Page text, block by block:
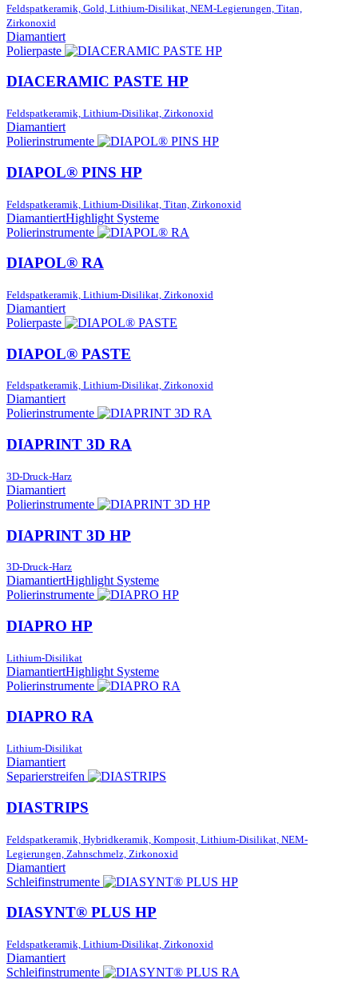
Feldspatkeramik, Gold, Lithium-Disilikat, NEM-Legierungen, Titan,
Zirkonoxid
Diamantiert
Polierpaste
DIACERAMIC PASTE HP
Feldspatkeramik, Lithium-Disilikat, Zirkonoxid
Diamantiert
Polierinstrumente
DIAPOL® PINS HP
Feldspatkeramik, Lithium-Disilikat, Titan, Zirkonoxid
DiamantiertHighlight Systeme
Polierinstrumente
DIAPOL® RA
Feldspatkeramik, Lithium-Disilikat, Zirkonoxid
Diamantiert
Polierpaste
DIAPOL® PASTE
Feldspatkeramik, Lithium-Disilikat, Zirkonoxid
Diamantiert
Polierinstrumente
DIAPRINT 3D RA
3D-Druck-Harz
Diamantiert
Polierinstrumente
DIAPRINT 3D HP
3D-Druck-Harz
DiamantiertHighlight Systeme
Polierinstrumente
DIAPRO HP
Lithium-Disilikat
DiamantiertHighlight Systeme
Polierinstrumente
DIAPRO RA
Lithium-Disilikat
Diamantiert
Separierstreifen
DIASTRIPS
Feldspatkeramik, Hybridkeramik, Komposit, Lithium-Disilikat, NEM-
Legierungen, Zahnschmelz, Zirkonoxid
Diamantiert
Schleifinstrumente
DIASYNT® PLUS HP
Feldspatkeramik, Lithium-Disilikat, Zirkonoxid
Diamantiert
Schleifinstrumente